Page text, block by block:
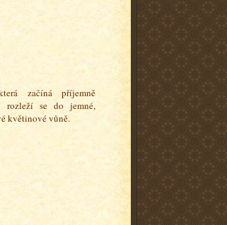
začíná příjemně
rozleží se do jemné,
květinové vůně.